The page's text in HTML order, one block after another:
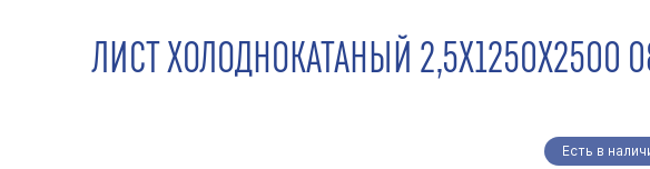
ЛИСТ ХОЛОДНОКАТАНЫЙ 2,5Х1250Х2500
Есть в